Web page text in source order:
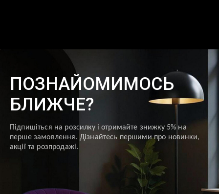
ПОЗНАЙОМИМОСЬ
БЛИЖЧЕ?
Підпишіться на розсилку і отримайте знижку 5% на
перше замовлення. Дізнайтесь першими про новинки,
акції та розпродажі.